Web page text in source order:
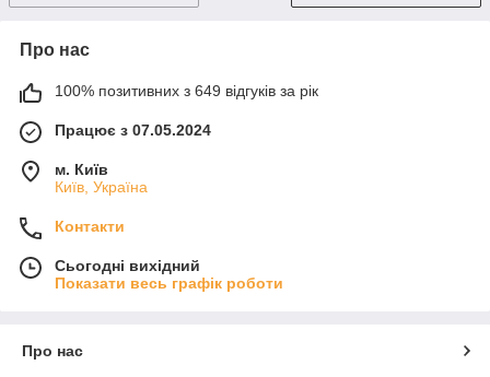
Про нас
100% позитивних з 649 відгуків за рік
Працює з 07.05.2024
м. Київ
Київ, Україна
Контакти
Сьогодні вихідний
Показати весь графік роботи
Про нас